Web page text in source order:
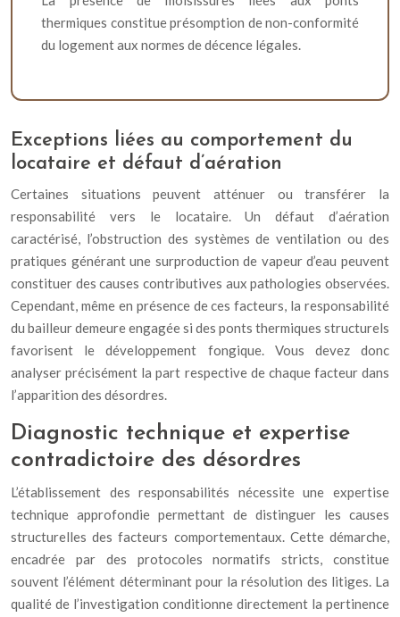
thermiques constitue présomption de non-conformité
du logement aux normes de décence légales.
Exceptions liées au comportement du
locataire et défaut d’aération
Certaines situations peuvent atténuer ou transférer la
responsabilité vers le locataire. Un défaut d’aération
caractérisé, l’obstruction des systèmes de ventilation ou des
pratiques générant une surproduction de vapeur d’eau peuvent
constituer des causes contributives aux pathologies observées.
Cependant, même en présence de ces facteurs, la responsabilité
du bailleur demeure engagée si des ponts thermiques structurels
favorisent le développement fongique. Vous devez donc
analyser précisément la part respective de chaque facteur dans
l’apparition des désordres.
Diagnostic technique et expertise
contradictoire des désordres
L’établissement des responsabilités nécessite une expertise
technique approfondie permettant de distinguer les causes
structurelles des facteurs comportementaux. Cette démarche,
encadrée par des protocoles normatifs stricts, constitue
souvent l’élément déterminant pour la résolution des litiges. La
qualité de l’investigation conditionne directement la pertinence